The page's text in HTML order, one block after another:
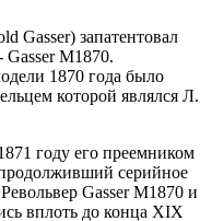
Gasser) запатентовал
Gasser M1870.
1870 года было
которой являлся Л.
году его преемником
серийное
Gasser M1870 и
вплоть до конца XIX